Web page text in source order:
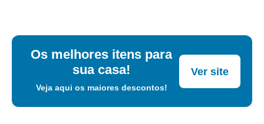
Os melhores itens para
sua casa!
Veja aqui os maiores descontos!
Ver site